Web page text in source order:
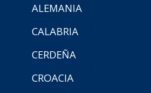
ALEMANIA
CALABRIA
CERDEÑA
CROACIA